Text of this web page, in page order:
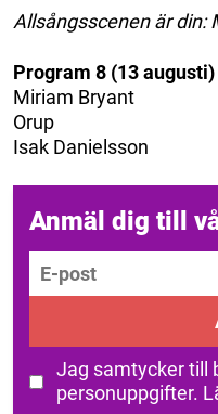
Allsångsscenen är din:
Program 8 (13 augusti)
Miriam Bryant
Orup
Isak Danielsson
Anmäl dig till
E-post
Jag samtycker till
personuppgifter.